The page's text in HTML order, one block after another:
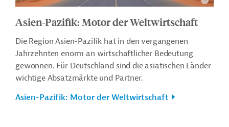
Asien-Pazifik: Motor der Weltwirtschaft
Die Region Asien-Pazifik hat in den vergangenen
Jahrzehnten enorm an wirtschaftlicher Bedeutung
gewonnen. Für Deutschland sind die asiatischen Länder
wichtige Absatzmärkte und Partner.
Asien-Pazifik: Motor der Weltwirtschaft